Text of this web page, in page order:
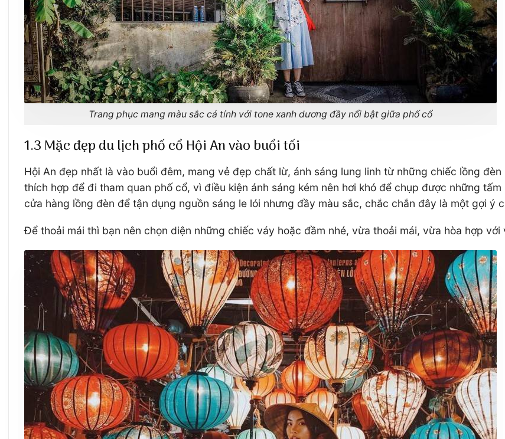
Trang phục mang màu sắc cá tính với tone xanh dương đầy nổi bật giữa phố cổ
1.3 Mặc đẹp du lịch phố cổ Hội An vào buổi tối
Hội An đẹp nhất là vào buổi đêm, mang vẻ đẹp chất lừ, ánh sáng lung linh từ những chiếc lồng
thích hợp để đi tham quan phố cổ, vì điều kiện ánh sáng kém nên hơi khó để chụp được những
cửa hàng lồng đèn để tận dụng nguồn sáng le lói nhưng đầy màu sắc, chắc chắn đây là một gợi ý
Để thoải mái thì bạn nên chọn diện những chiếc váy hoặc đầm nhé, vừa thoải mái, vừa hòa hợp với